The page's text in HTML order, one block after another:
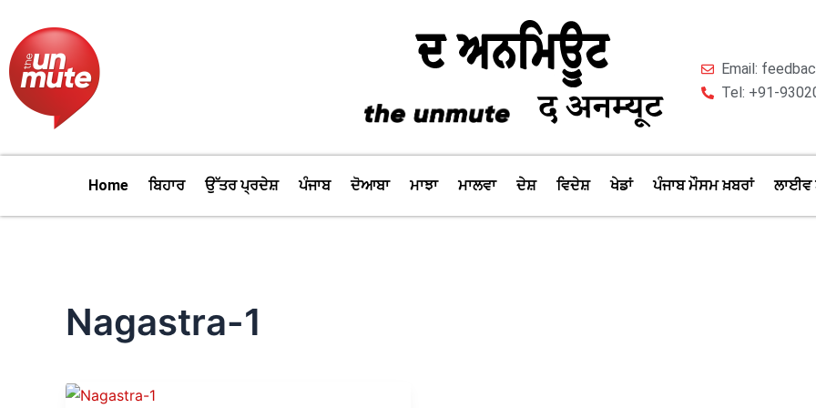
content
Email:
Tel: +91-
Home ਬਿਹਾਰ ਉੱਤਰ ਪ੍ਰਦੇਸ਼ ਪੰਜਾਬ ਦੋਆਬਾ ਮਾਝਾ ਮਾਲਵਾ ਦੇਸ਼ ਵਿਦੇਸ਼ ਖੇਡਾਂ ਪੰਜਾਬ ਮੌਸਮ ਖ਼ਬਰਾਂ ਲਾਈਵ
Nagastra-1